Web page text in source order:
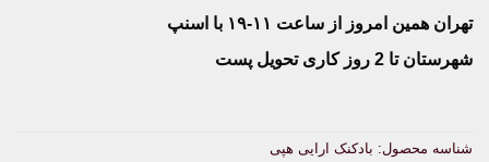
تهران همین امروز از ساعت ۱۱-۱۹ با اسنپ
شهرستان تا 2 روز کاری تحویل پست
شناسه محصول: بادکنک ارایی هپی